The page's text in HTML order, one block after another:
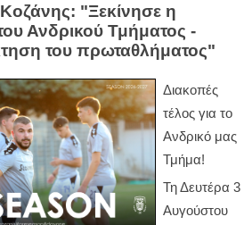
"Ξεκίνησε η
Ανδρικού Τμήματος -
του πρωταθλήματος"
Διακοπές
τέλος για το
Ανδρικό μας
Τμήμα!
Τη Δευτέρα 3
Αυγούστου